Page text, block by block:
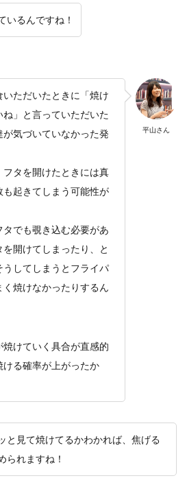
いるんですね！
平山さん
ただいたときに「焼け
」と言っていただいた
気づいていなかった発
フタを開けたときには真
起きてしまう可能性が
でも覗き込む必要があ
開けてしまったり、と
してしまうとフライパ
焼けなかったりするん
けていく具合が直感的
る確率が上がったか
と見て焼けてるかわかれば、焦げる
られますね！